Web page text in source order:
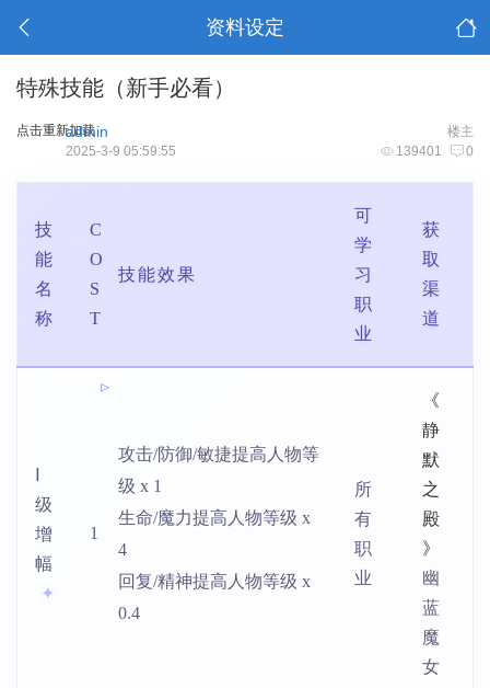
资料设定
特殊技能（新手必看）
点击重新加载 楼主
admin
139401 0
2025-3-9 05:59:55
技
能
名
称
C
O
S
T
技能效果
可
学
习
职
业
获
取
渠
道
级
增
幅
1
攻击/防御/敏捷提高人物等
级 x 1
生命/魔力提高人物等级 x
4
回复/精神提高人物等级 x
0.4
所
有
职
业
《
静
默
之
殿
》
幽
蓝
魔
女